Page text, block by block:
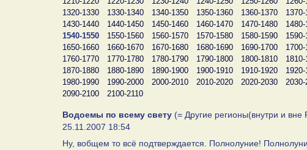
1320-1330
1330-1340 1340-1350 1350-1360 1360-1370
1430-1440
1440-1450 1450-1460 1460-1470 1470-1480
1540-1550
1550-1560 1560-1570 1570-1580 1580-1590
1650-1660
1660-1670 1670-1680 1680-1690 1690-1700
1760-1770
1770-1780 1780-1790 1790-1800 1800-1810
1870-1880
1880-1890 1890-1900 1900-1910 1910-1920
1980-1990
1990-2000 2000-2010 2010-2020 2020-2030 2030-
2090-2100
2100-2110
Водоемы по всему свету (= Другие регионы(внутри и вне
25.11.2007 18:54
Ну, вобщем то всё подтверждается. Полнолуние!